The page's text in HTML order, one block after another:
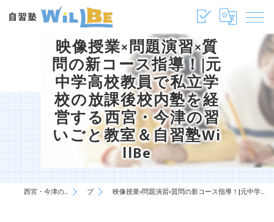
映像授業×問題演習×質
問の新コース指導！|元
中学高校教員で私立学
校の放課後校内塾を経
営する西宮・今津の習
いごと教室＆自習塾Wi
llBe
西宮・今津の塾・学習塾は自習塾WillBe ブログ 映像授業×問題演習×質問の新コース指導！|元中学高校教員で私立学校の放課後校内塾を経営する西宮・今津の習いごと教室＆自習塾WillBe